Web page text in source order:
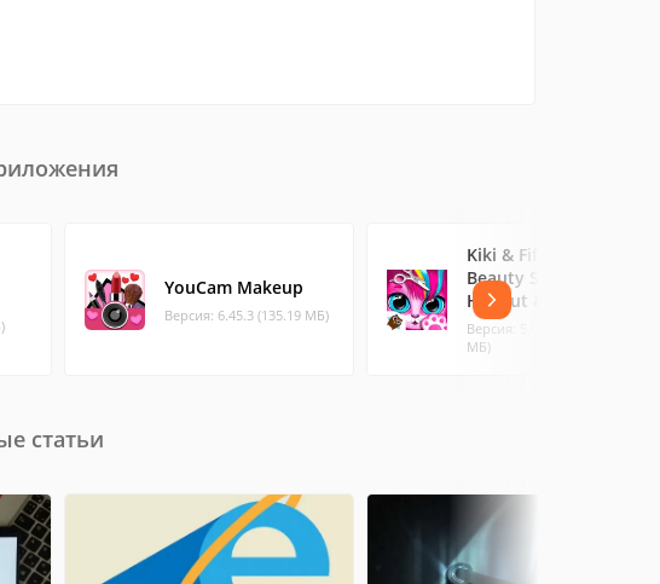
YouCam Makeup
Версия: 6.45.3 (135.19 МБ)
Kiki & Fifi Pet
Beauty Salon -
Haircut & Makeup
Версия: 5.0.4012 (74.73
МБ)
статьи